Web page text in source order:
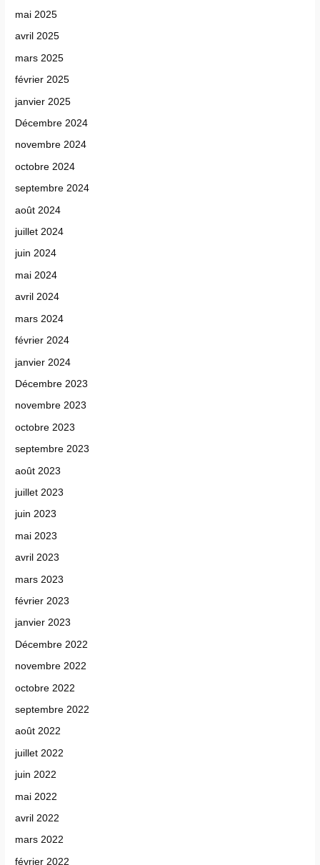
mai 2025
avril 2025
mars 2025
février 2025
janvier 2025
Décembre 2024
novembre 2024
octobre 2024
septembre 2024
août 2024
juillet 2024
juin 2024
mai 2024
avril 2024
mars 2024
février 2024
janvier 2024
Décembre 2023
novembre 2023
octobre 2023
septembre 2023
août 2023
juillet 2023
juin 2023
mai 2023
avril 2023
mars 2023
février 2023
janvier 2023
Décembre 2022
novembre 2022
octobre 2022
septembre 2022
août 2022
juillet 2022
juin 2022
mai 2022
avril 2022
mars 2022
février 2022